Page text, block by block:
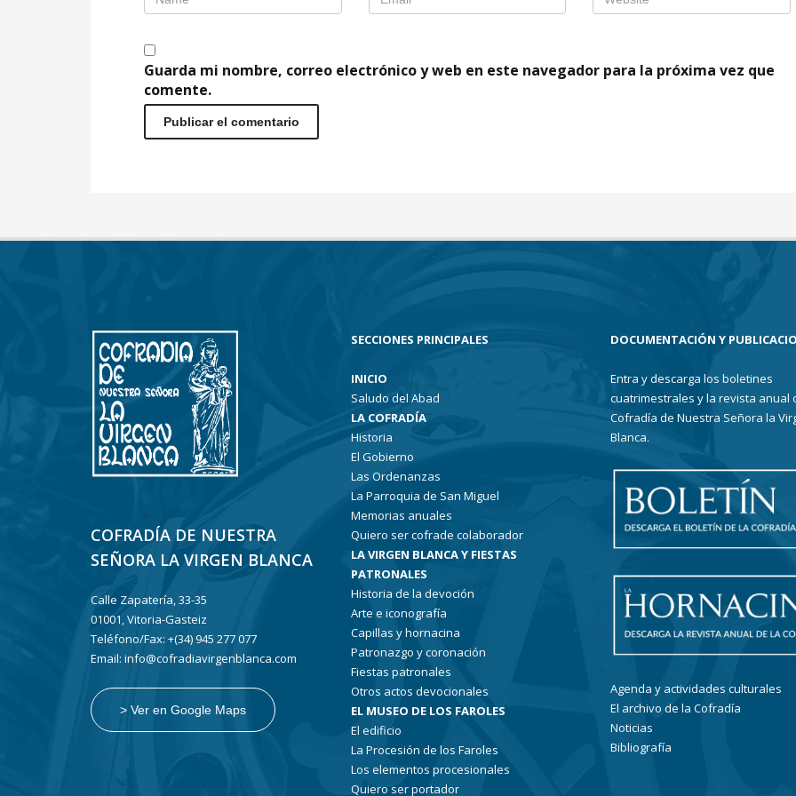
Guarda mi nombre, correo electrónico y web en este navegador para la próxima vez que
comente.
COFRADÍA DE NUESTRA
SEÑORA LA VIRGEN BLANCA
Calle Zapatería, 33-35
01001, Vitoria-Gasteiz
Teléfono/Fax: +(34) 945 277 077
Email: info@cofradiavirgenblanca.com
> Ver en Google Maps
SECCIONES PRINCIPALES
INICIO
Saludo del Abad
LA COFRADÍA
Historia
El Gobierno
Las Ordenanzas
La Parroquia de San Miguel
Memorias anuales
Quiero ser cofrade colaborador
LA VIRGEN BLANCA Y FIESTAS
PATRONALES
Historia de la devoción
Arte e iconografía
Capillas y hornacina
Patronazgo y coronación
Fiestas patronales
Otros actos devocionales
EL MUSEO DE LOS FAROLES
El edificio
La Procesión de los Faroles
Los elementos procesionales
Quiero ser portador
DOCUMENTACIÓN Y
Entra y descarga los boletines
cuatrimestrales y la revista anual
Cofradía de Nuestra Señora la
Blanca.
Agenda y actividades culturales
El archivo de la Cofradía
Noticias
Bibliografía